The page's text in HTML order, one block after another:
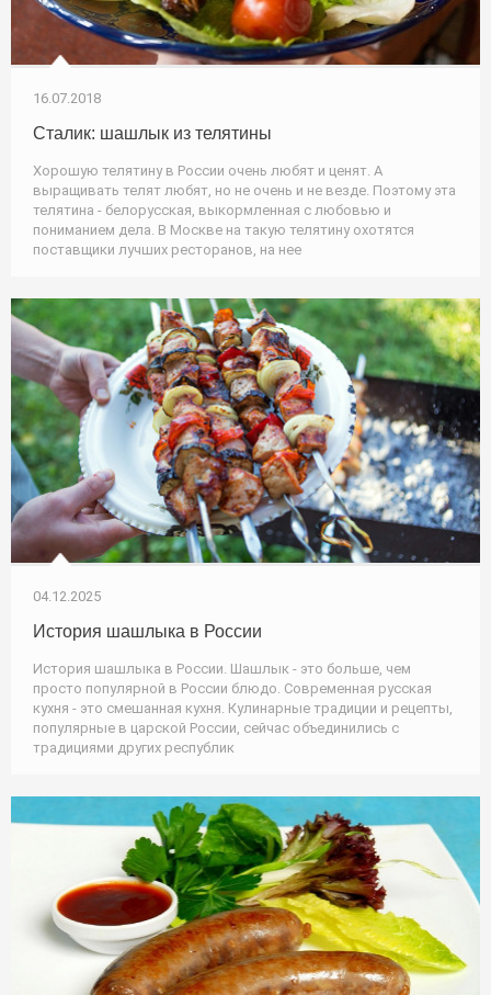
16.07.2018
Сталик: шашлык из телятины
Хорошую телятину в России очень любят и ценят. А
выращивать телят любят, но не очень и не везде. Поэтому эта
телятина - белорусская, выкормленная с любовью и
пониманием дела. В Москве на такую телятину охотятся
поставщики лучших ресторанов, на нее
04.12.2025
История шашлыка в России
История шашлыка в России. Шашлык - это больше, чем
просто популярной в России блюдо. Современная русская
кухня - это смешанная кухня. Кулинарные традиции и рецепты,
популярные в царской России, сейчас объединились с
традициями других республик